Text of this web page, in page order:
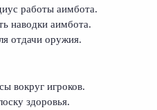
работы аимбота.
наводки аимбота.
отдачи оружия.
вокруг игроков.
здоровья.